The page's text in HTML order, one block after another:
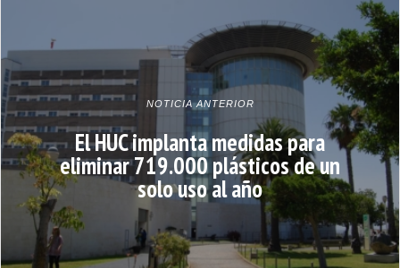
NOTICIA ANTERIOR
El HUC implanta medidas para
eliminar 719.000 plásticos de un
solo uso al año